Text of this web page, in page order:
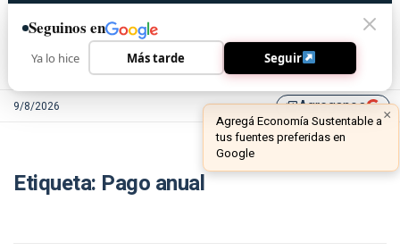
9/8/2026 library_addAgreganos ×
Agregá Economía Sustentable a
tus fuentes preferidas en
Google
Etiqueta: Pago anual
Seguinos en
Ya lo hice Más tarde Seguir